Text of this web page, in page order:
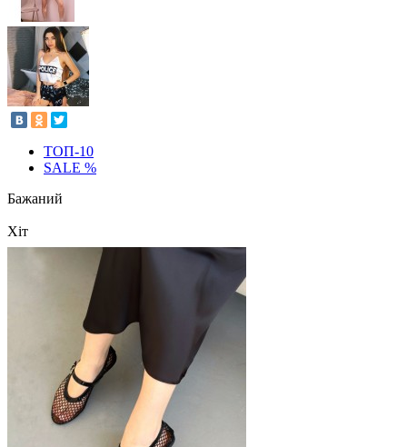
ТОП-10
SALE %
Бажаний
Хіт